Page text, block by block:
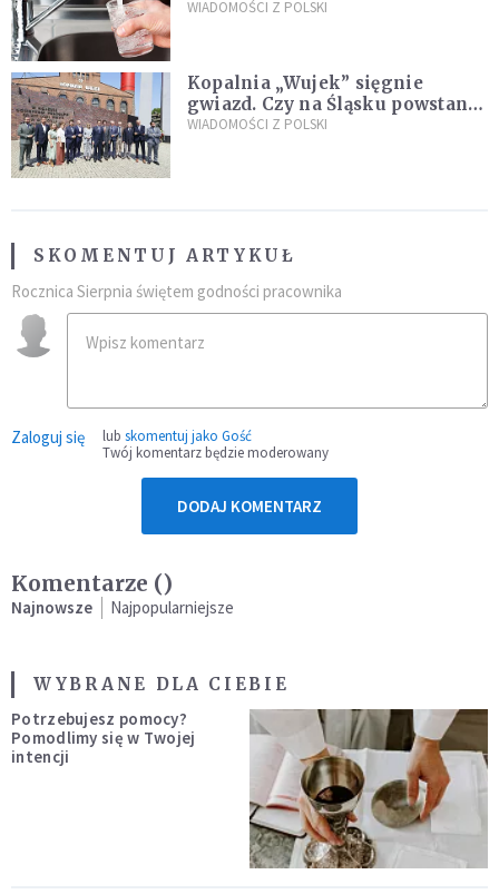
restauracjach
WIADOMOŚCI Z POLSKI
Kopalnia „Wujek” sięgnie
gwiazd. Czy na Śląsku powstanie
„Dolina Krzemowa”?
WIADOMOŚCI Z POLSKI
SKOMENTUJ ARTYKUŁ
Rocznica Sierpnia świętem godności pracownika
Zaloguj się lub skomentuj jako Gość
Twój komentarz będzie moderowany
DODAJ KOMENTARZ
Komentarze ()
Najnowsze Najpopularniejsze
WYBRANE DLA CIEBIE
Potrzebujesz pomocy?
Pomodlimy się w Twojej
intencji